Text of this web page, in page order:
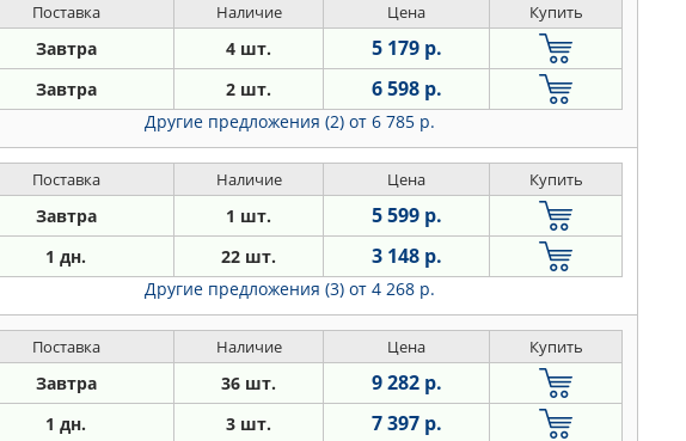
Поставка Наличие Цена Купить
Завтра 4 шт. 5 179 р.
Завтра 2 шт. 6 598 р.
Другие предложения (2) от 6 785 р.
Поставка Наличие Цена Купить
Завтра 1 шт. 5 599 р.
1 дн. 22 шт. 3 148 р.
Другие предложения (3) от 4 268 р.
Поставка Наличие Цена Купить
Завтра 36 шт. 9 282 р.
1 дн. 3 шт. 7 397 р.